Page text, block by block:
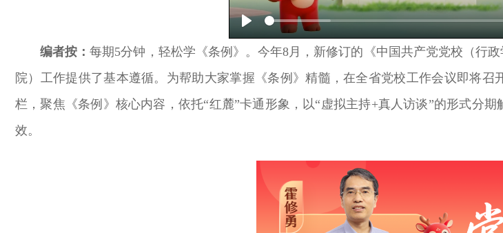
Play
编者按：每期5分钟，轻松学《条例》。今年8月，新修订的《中国共产党党校（行
院）工作提供了基本遵循。为帮助大家掌握《条例》精髓，在全省党校工作会议即将
栏，聚焦《条例》核心内容，依托“红麓”卡通形象，以“虚拟主持+真人访谈”的形式分
效。